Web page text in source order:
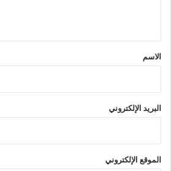
*
الاسم
البريد الإلكتروني
الموقع الإلكتروني